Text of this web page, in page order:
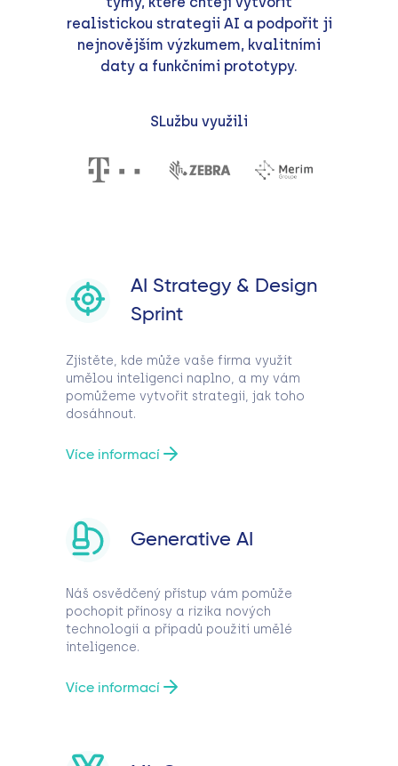
realistickou strategii AI a podpořit ji
nejnovějším výzkumem, kvalitními
daty a funkčními prototypy.
SLužbu využili
AI Strategy & Design
Sprint
Zjistěte, kde může vaše firma využít
umělou inteligenci naplno, a my vám
pomůžeme vytvořit strategii, jak toho
dosáhnout.
Více informací
Generative AI
Náš osvědčený přístup vám pomůže
pochopit přínosy a rizika nových
technologií a případů použití umělé
inteligence.
Více informací